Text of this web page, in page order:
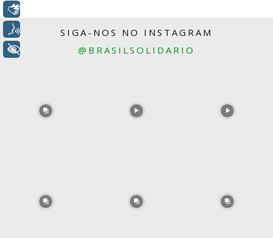
SIGA-NOS NO INSTAGRAM
@BRASILSOLIDARIO
+ Acessibilidade